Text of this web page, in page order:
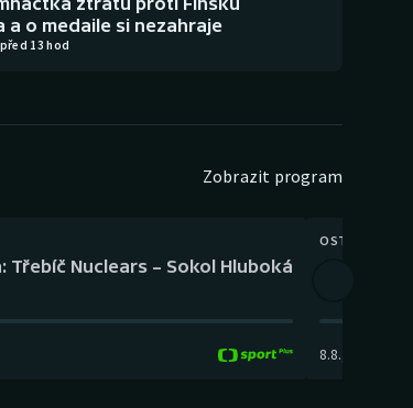
a o medaile si nezahraje
13 hod
Zobrazit program
Nuclears – Sokol Hluboká
OSTATNÍ
8.8.